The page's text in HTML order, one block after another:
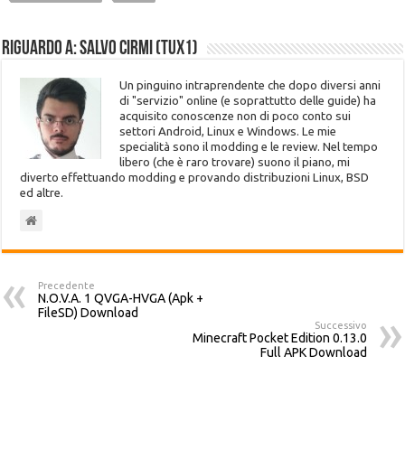
Riguardo a: Salvo Cirmi (Tux1)
Un pinguino intraprendente che dopo diversi anni
di "servizio" online (e soprattutto delle guide) ha
acquisito conoscenze non di poco conto sui
settori Android, Linux e Windows. Le mie
specialità sono il modding e le review. Nel tempo
libero (che è raro trovare) suono il piano, mi
diverto effettuando modding e provando distribuzioni Linux, BSD
ed altre.
Precedente
N.O.V.A. 1 QVGA-HVGA (Apk +
FileSD) Download
Successivo
Minecraft Pocket Edition 0.13.0
Full APK Download